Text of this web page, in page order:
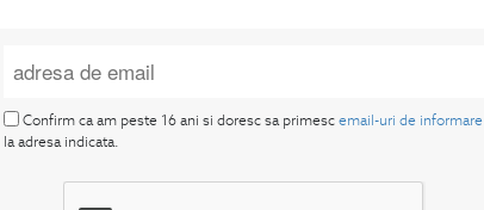
Confirm ca am peste 16 ani si doresc sa primescemail-uri de informare
la adresa indicata.